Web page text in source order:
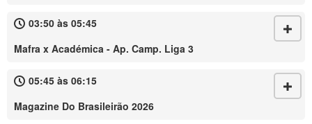
03:50 às 05:45
Mafra x Académica - Ap. Camp. Liga 3
05:45 às 06:15
Magazine Do Brasileirão 2026